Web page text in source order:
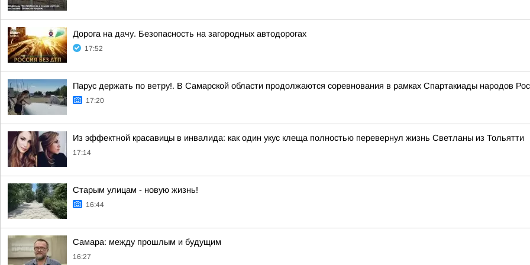
Дорога на дачу. Безопасность на загородных автодорогах
17:52
Парус держать по ветру!. В Самарской области продолжаются соревнования в рамках Спартакиады народов
17:20
Из эффектной красавицы в инвалида: как один укус клеща полностью перевернул жизнь Светланы из Тольятти
17:14
Старым улицам - новую жизнь!
16:44
Самара: между прошлым и будущим
16:27